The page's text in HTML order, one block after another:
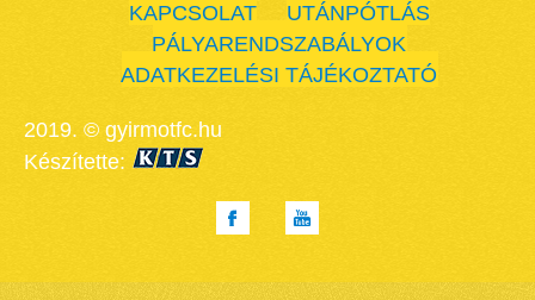
KAPCSOLAT
UTÁNPÓTLÁS
PÁLYARENDSZABÁLYOK
ADATKEZELÉSI TÁJÉKOZTATÓ
2019. © gyirmotfc.hu
Készítette: